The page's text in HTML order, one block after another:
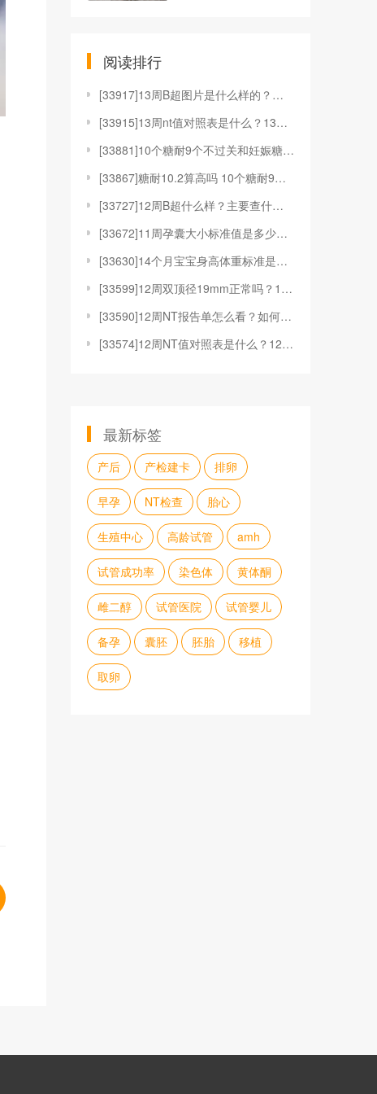
阅读排行
[33917]13周B超图片是什么样的？有什么用？
[33915]13周nt值对照表是什么？13周nt值对
[33881]10个糖耐9个不过关和妊娠糖尿病有何关系
[33867]糖耐10.2算高吗 10个糖耐9个不过关
[33727]12周B超什么样？主要查什么？
[33672]11周孕囊大小标准值是多少？11周孕囊是
[33630]14个月宝宝身高体重标准是多少？要注意什
[33599]12周双顶径19mm正常吗？12周双顶径
[33590]12周NT报告单怎么看？如何应对12周N
[33574]12周NT值对照表是什么？12周NT值对
最新标签
产后 产检建卡 排卵
早孕 NT检查 胎心
生殖中心 高龄试管 amh
试管成功率 染色体 黄体酮
雌二醇 试管医院 试管婴儿
备孕 囊胚 胚胎 移植
取卵